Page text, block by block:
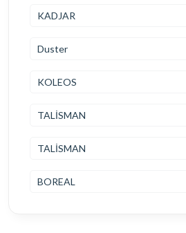
KADJAR
Duster
KOLEOS
TALİSMAN
TALİSMAN
BOREAL